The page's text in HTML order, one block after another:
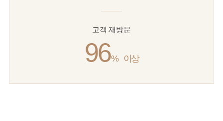
고객 재방문
96% 이상